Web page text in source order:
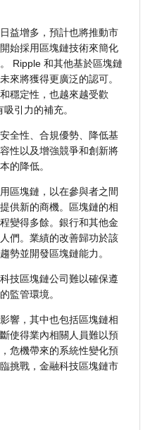
益增多，預計也將推動市
始採用區塊鏈技術來簡化
Ripple 和其他基於區塊鏈
來將獲得更廣泛的認可。
穩定性，也越來越受歡
引力的補充。
全性、合規優勢、降低基
性以及增強競爭和創新將
的降低。
區塊鏈，以在參與者之間
供新的商機。區塊鏈的相
變得多餘。銀行和其他金
們。業績的改善歸功於該
勢並開發區塊鏈能力。
技區塊鏈公司難以確保遵
監管環境。
響，其中也包括區塊鏈相
使得業內相關人員難以預
危機帶來的系統性變化預
挑戰，金融科技區塊鏈市